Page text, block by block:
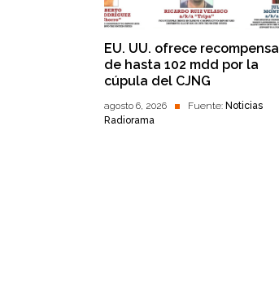
EU. UU. ofrece recompensa
de hasta 102 mdd por la
cúpula del CJNG
agosto 6, 2026 Fuente: Noticias
Radiorama